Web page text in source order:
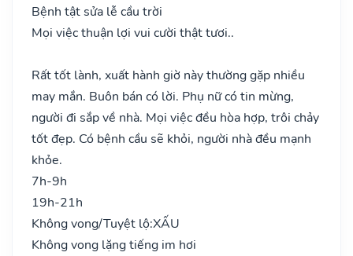
Bệnh tật sửa lễ cầu trời
Mọi việc thuận lợi vui cười thật tươi..
Rất tốt lành, xuất hành giờ này thường gặp nhiều
may mắn. Buôn bán có lời. Phụ nữ có tin mừng,
người đi sắp về nhà. Mọi việc đều hòa hợp, trôi chảy
tốt đẹp. Có bệnh cầu sẽ khỏi, người nhà đều mạnh
khỏe.
7h-9h
19h-21h
Không vong/Tuyệt lộ:XẤU
Không vong lặng tiếng im hơi